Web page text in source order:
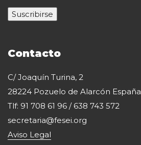
Contacto
C/ Joaquín Turina, 2
28224 Pozuelo de Alarcón España
Tlf: 91 708 61 96 / 638 743 572
secretaria@fesei.org
Aviso Legal